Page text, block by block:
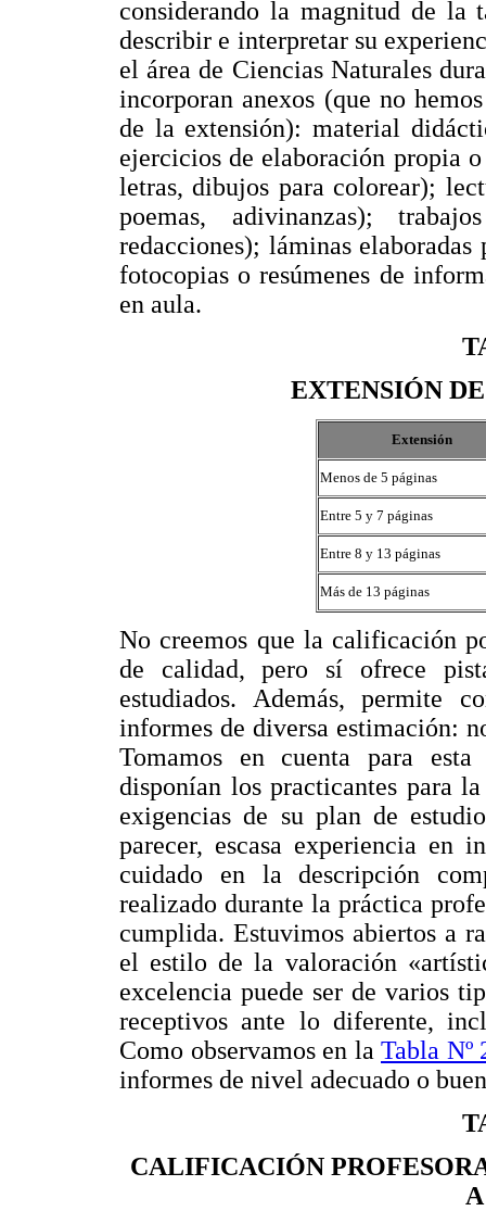
considerando la magnitud de la
describir e interpretar su
el área de Ciencias Naturales
incorporan anexos (que no
de la extensión): material
ejercicios de elaboración propia
letras, dibujos para colorear);
poemas, adivinanzas);
redacciones); láminas
fotocopias o resúmenes de
en aula.
EXTENSIÓN
Extensión
Menos de 5 páginas
Entre 5 y 7 páginas
Entre 8 y 13 páginas
Más de 13 páginas
No creemos que la calificación
de calidad, pero sí ofrece
estudiados. Además, permite
informes de diversa estimación:
Tomamos en cuenta para
disponían los practicantes para
exigencias de su plan de
parecer, escasa experiencia en
cuidado en la descripción
realizado durante la práctica
cumplida. Estuvimos abiertos a
el estilo de la valoración
excelencia puede ser de varios
receptivos ante lo diferente,
Como observamos en la Tabla Nº
informes de nivel adecuado o
CALIFICACIÓN